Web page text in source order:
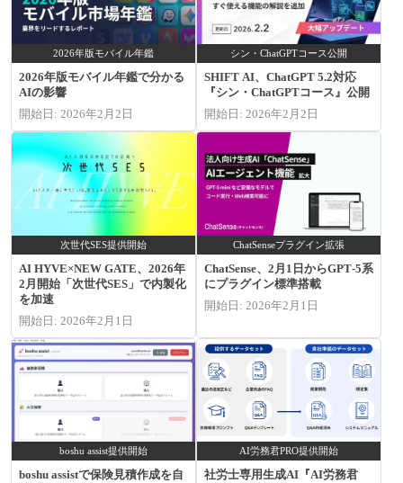
2026年版モバイル年鑑
2026年版モバイル年鑑で分かる
AIの影響
開始日: 2026年2月2日
シン・ChatGPTコース公開
SHIFT AI、ChatGPT 5.2対応
『シン・ChatGPTコース』公開
開始日: 2026年2月2日
次世代SES提供開始
AI HYVE×NEW GATE、2026年
2月開始「次世代SES」で内製化
を加速
開始日: 2026年2月1日
ChatSenseプラグイン拡張
ChatSense、2月1日からGPT‑5系
にプラグイン標準搭載
開始日: 2026年2月1日
boshu assist提供開始
boshu assistで保険見積作成を自
AI労務君PRO提供開始
社労士専用生成AI『AI労務君